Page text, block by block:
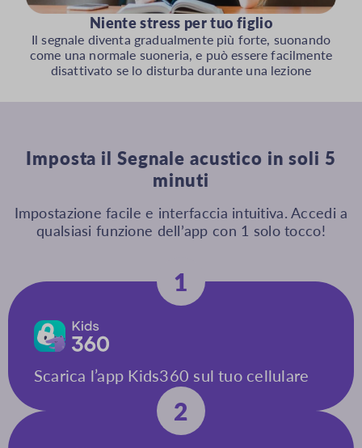
Niente stress per tuo figlio
Il segnale diventa gradualmente più forte, suonando
come una normale suoneria, e può essere facilmente
disattivato se lo disturba durante una lezione
Imposta il Segnale acustico in soli 5
minuti
Impostazione facile e interfaccia intuitiva. Accedi a
qualsiasi funzione dell’app con 1 solo tocco!
Scarica l’app Kids360 sul tuo cellulare
1
2